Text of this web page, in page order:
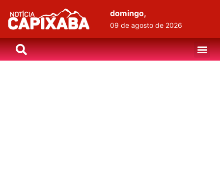
domingo,
09 de agosto de 2026